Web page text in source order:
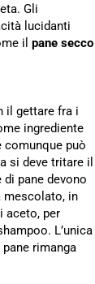
Gli
lucidanti
il pane secco
il gettare fra i
ingrediente
comunque può
si deve tritare il
pane devono
mescolato, in
aceto, per
L’unica
rimanga